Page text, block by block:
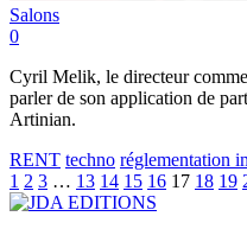
Salons
0
Cyril Melik, le directeur
parler de son application de
Artinian.
RENT techno réglementation
1 2 3 … 13 14 15 16 17 18 19